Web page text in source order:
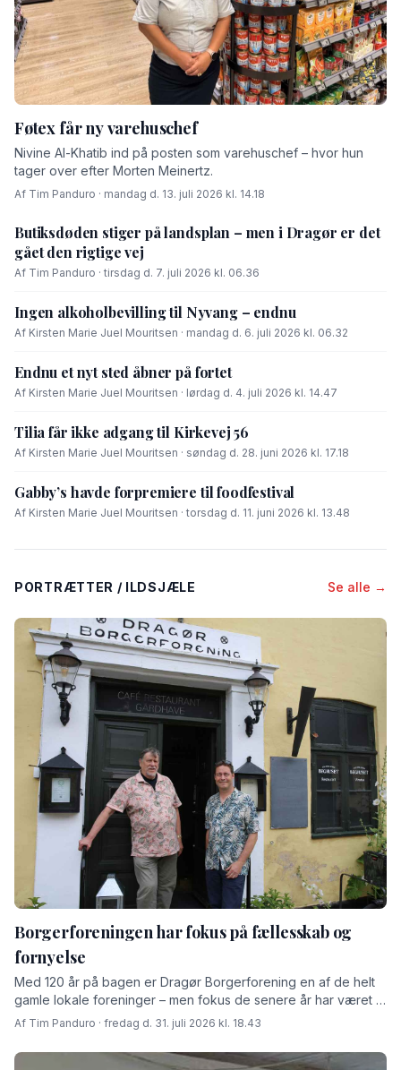
Føtex får ny varehuschef
Nivine Al-Khatib ind på posten som varehuschef – hvor hun
tager over efter Morten Meinertz.
Af Tim Panduro · mandag d. 13. juli 2026 kl. 14.18
Butiksdøden stiger på landsplan – men i Dragør er det
gået den rigtige vej
Af Tim Panduro · tirsdag d. 7. juli 2026 kl. 06.36
Ingen alkoholbevilling til Nyvang – endnu
Af Kirsten Marie Juel Mouritsen · mandag d. 6. juli 2026 kl. 06.32
Endnu et nyt sted åbner på fortet
Af Kirsten Marie Juel Mouritsen · lørdag d. 4. juli 2026 kl. 14.47
Tilia får ikke adgang til Kirkevej 56
Af Kirsten Marie Juel Mouritsen · søndag d. 28. juni 2026 kl. 17.18
Gabby’s havde forpremiere til foodfestival
Af Kirsten Marie Juel Mouritsen · torsdag d. 11. juni 2026 kl. 13.48
PORTRÆTTER / ILDSJÆLE Se alle →
Borgerforeningen har fokus på fællesskab og
fornyelse
Med 120 år på bagen er Dragør Borgerforening en af de helt
gamle lokale foreninger – men fokus de senere år har været at
skabe rammer for fremtiden fortæller den afgåede formand
Af Tim Panduro · fredag d. 31. juli 2026 kl. 18.43